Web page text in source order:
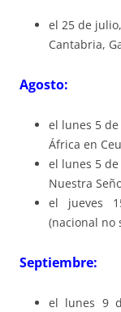
el 25 de
Cantabria,
Agosto:
el lunes 5
África en
el lunes 5
Nuestra
el jueves
(nacional no
Septiembre:
el lunes 9